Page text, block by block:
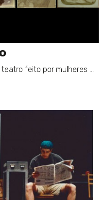
feito por mulheres ...